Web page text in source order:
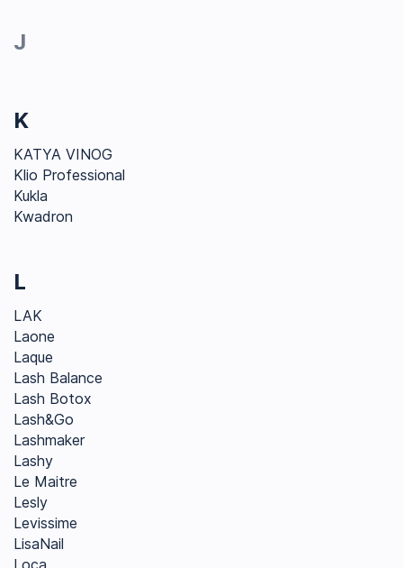
J
K
KATYA VINOG
Klio Professional
Kukla
Kwadron
L
LAK
Laone
Laque
Lash Balance
Lash Botox
Lash&Go
Lashmaker
Lashy
Le Maitre
Lesly
Levissime
LisaNail
Loca